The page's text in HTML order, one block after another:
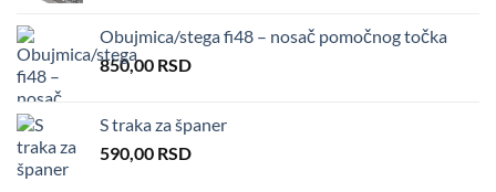
Obujmica/stega fi48 – nosač pomočnog točka
850,00 RSD
S traka za španer
590,00 RSD